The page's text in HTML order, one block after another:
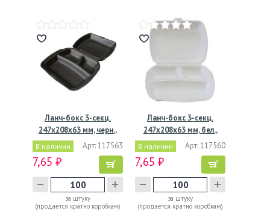
Ланч-бокс 3-секц.
247х208х63 мм, черн.,
ВПС,…
В наличии Арт: 117563
7,65 ₽
за штуку
(продается кратно коробкам)
Ланч-бокс 3-секц.
247х208х63 мм, бел.,
ВПС,…
В наличии Арт: 117560
7,65 ₽
за штуку
(продается кратно коробкам)